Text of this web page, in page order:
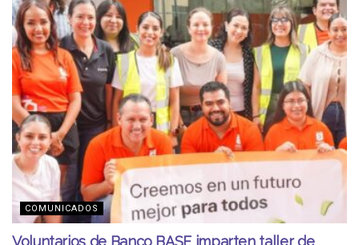
COMUNICADOS
Voluntarios de Banco BASE imparten taller de